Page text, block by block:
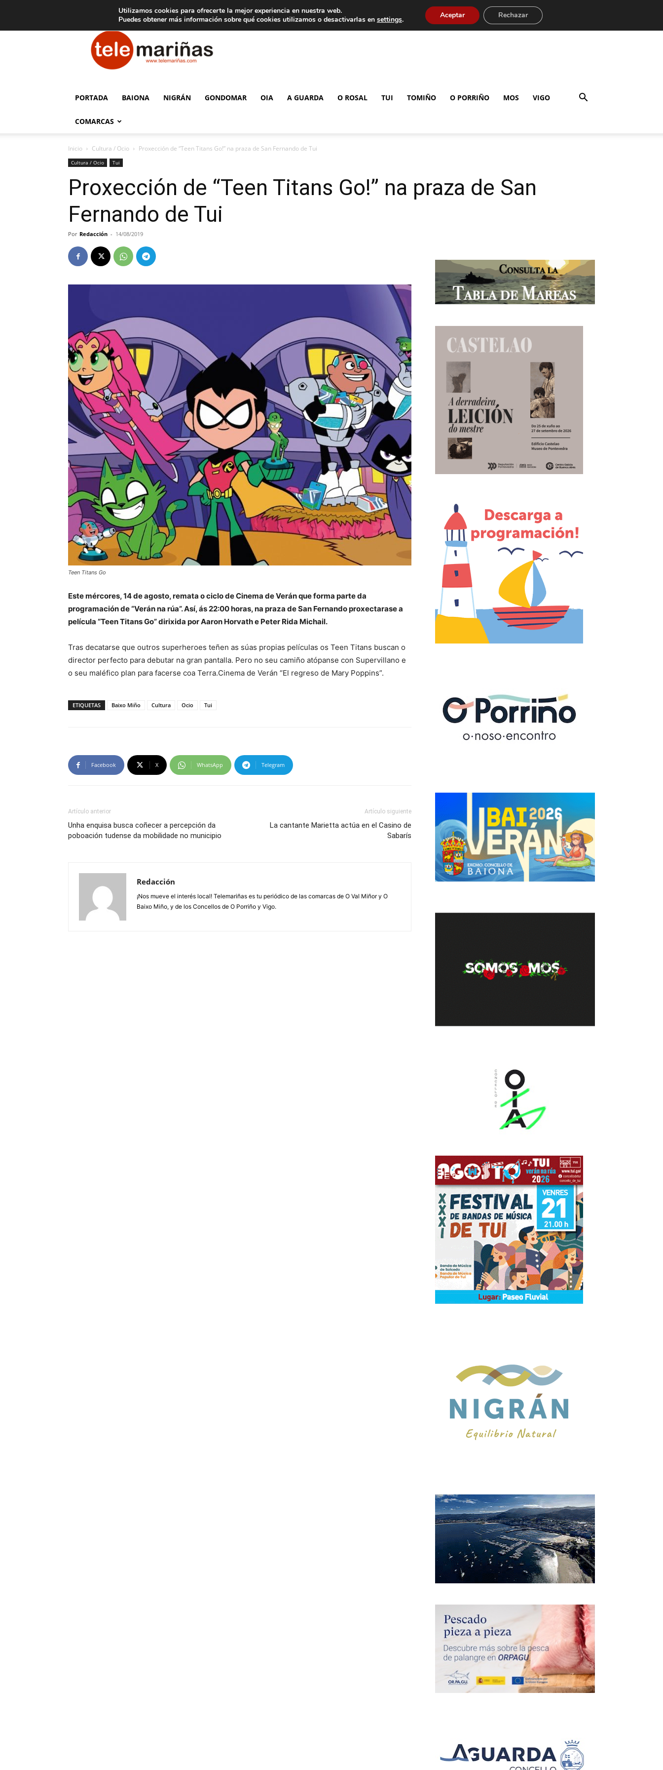
Aviso legal Tarifas de publicidad
Telemariñas
PORTADA BAIONA NIGRÁN GONDOMAR OIA A GUARDA O ROSAL TUI TOMIÑO O PORRIÑO MOS VIGO
COMARCAS
Inicio Cultura / Ocio Proxección de “Teen Titans Go!” na praza de San Fernando de Tui
Cultura / Ocio Tui
Proxección de “Teen Titans Go!” na praza de San
Fernando de Tui
Por Redacción - 14/08/2019
Teen Titans Go
Este mércores, 14 de agosto, remata o ciclo de Cinema de Verán que forma parte da
programación de “Verán na rúa”. Así, ás 22:00 horas, na praza de San Fernando proxectarase a
película “Teen Titans Go” dirixida por Aaron Horvath e Peter Rida Michail.
Tras decatarse que outros superheroes teñen as súas propias películas os Teen Titans buscan o
director perfecto para debutar na gran pantalla. Pero no seu camiño atópanse con Supervillano e
o seu maléfico plan para facerse coa Terra.Cinema de Verán “El regreso de Mary Poppins”.
ETIQUETAS Baixo Miño Cultura Ocio Tui
Facebook X WhatsApp Telegram
Artículo anterior
Unha enquisa busca coñecer a percepción da
poboación tudense da mobilidade no municipio
Artículo siguiente
La cantante Marietta actúa en el Casino de
Sabarís
Redacción
¡Nos mueve el interés local! Telemariñas es tu periódico de las comarcas de O Val Miñor y O
Baixo Miño, y de los Concellos de O Porriño y Vigo.
Utilizamos cookies para ofrecerte la mejor experiencia en nuestra web.
Puedes obtener más información sobre qué cookies utilizamos o desactivarlas en settings. Aceptar Rechazar